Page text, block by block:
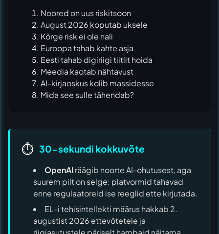
Noored on uus riskitsoon
August 2026 koputab uksele
Kõrge risk ei ole nali
Euroopa tahab kahte asja
Eesti tahab digiriigi tiitlit hoida
Meedia kaotab nähtavust
AI-kirjaoskus kolib massidesse
Mida see sulle tähendab?
⏱️ 30-sekundi kokkuvõte
OpenAIräägib noorte AI-ohutusest, aga
suurem pilt on selge: platvormid tahavad
enne regulaatoreid ise reeglid ette kirjutada.
EL-i tehisintellekti määrus hakkab 2.
augustist 2026 ettevõtetele ja